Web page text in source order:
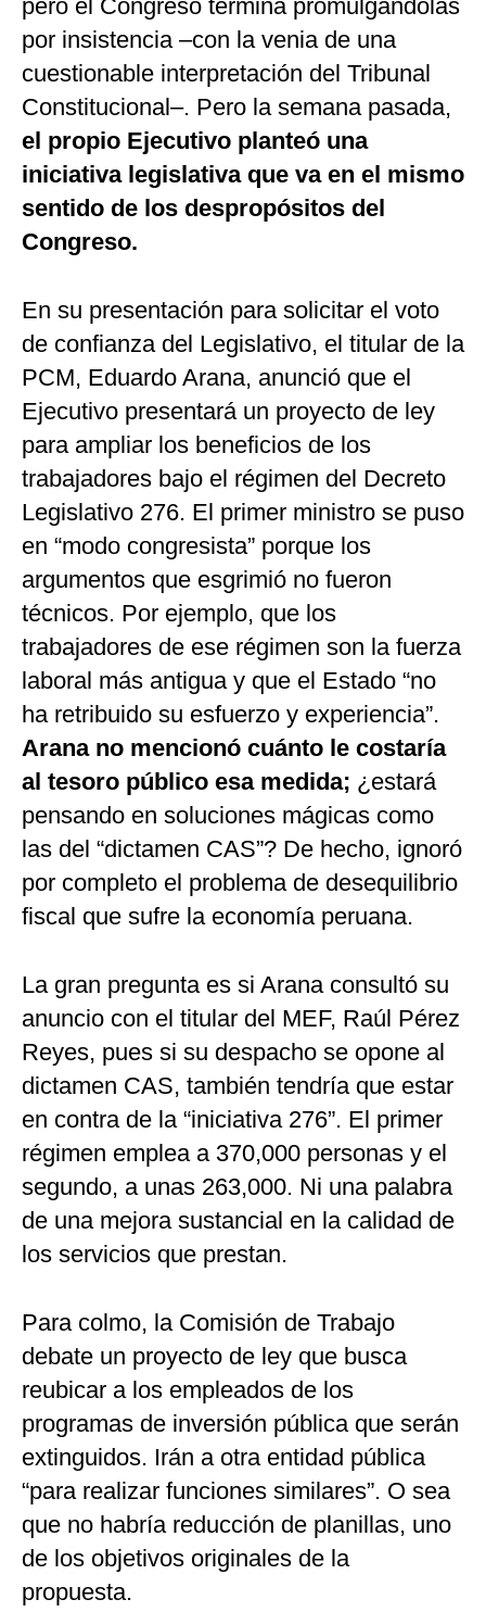
pero el Congreso termina promulgándolas
por insistencia –con la venia de una
cuestionable interpretación del Tribunal
Constitucional–. Pero la semana pasada,
el propio Ejecutivo planteó una
iniciativa legislativa que va en el mismo
sentido de los despropósitos del
Congreso.
En su presentación para solicitar el voto
de confianza del Legislativo, el titular de la
PCM, Eduardo Arana, anunció que el
Ejecutivo presentará un proyecto de ley
para ampliar los beneficios de los
trabajadores bajo el régimen del Decreto
Legislativo 276. El primer ministro se puso
en “modo congresista” porque los
argumentos que esgrimió no fueron
técnicos. Por ejemplo, que los
trabajadores de ese régimen son la fuerza
laboral más antigua y que el Estado “no
ha retribuido su esfuerzo y experiencia”.
Arana no mencionó cuánto le costaría
al tesoro público esa medida; ¿estará
pensando en soluciones mágicas como
las del “dictamen CAS”? De hecho, ignoró
por completo el problema de desequilibrio
fiscal que sufre la economía peruana.
La gran pregunta es si Arana consultó su
anuncio con el titular del MEF, Raúl Pérez
Reyes, pues si su despacho se opone al
dictamen CAS, también tendría que estar
en contra de la “iniciativa 276”. El primer
régimen emplea a 370,000 personas y el
segundo, a unas 263,000. Ni una palabra
de una mejora sustancial en la calidad de
los servicios que prestan.
Para colmo, la Comisión de Trabajo
debate un proyecto de ley que busca
reubicar a los empleados de los
programas de inversión pública que serán
extinguidos. Irán a otra entidad pública
“para realizar funciones similares”. O sea
que no habría reducción de planillas, uno
de los objetivos originales de la
propuesta.